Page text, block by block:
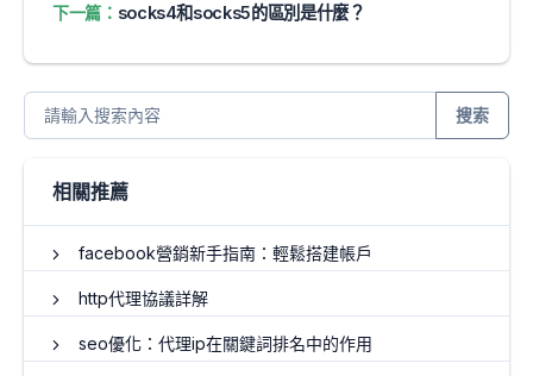
下一篇： socks4和socks5的區別是什麼？
搜索
相關推薦
facebook營銷新手指南：輕鬆搭建帳戶
http代理協議詳解
seo優化：代理ip在關鍵詞排名中的作用